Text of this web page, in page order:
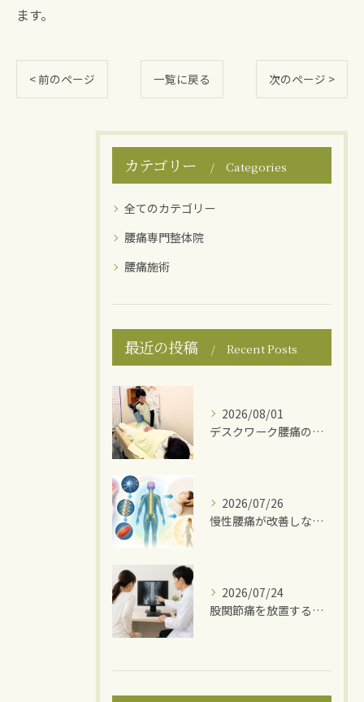
ます。
< 前のページ 一覧に戻る 次のページ >
カテゴリー Categories
全てのカテゴリー
腰痛専門整体院
腰痛施術
最近の投稿 Recent Posts
2026/08/01
デスクワーク腰痛の原因
2026/07/26
慢性腰痛が改善しない理由
2026/07/24
股関節痛を放置するとどうなる？